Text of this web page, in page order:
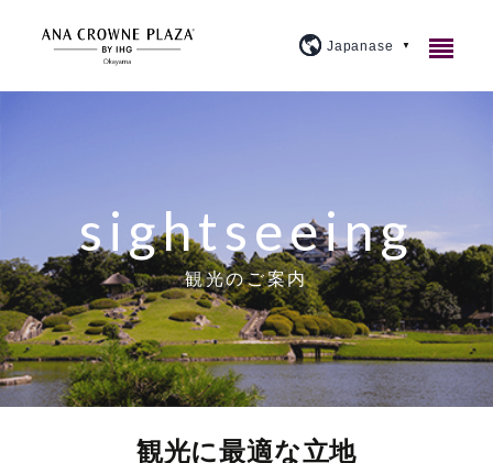
スタンダード
プレミアム
スイート
アメニティ・貸出備品
朝食のご案内
よくあるご質問
プラン紹介
1F カジュアルダイニングウルバーノ
20F 和食ダイニング 廚洊
20F 鉄板コーナー おさふね
20F スカイバー＆ラウンジ 洊
宴会・会議
宴会場のご案内
大宴会場『曲水』
スカイバンケット
ミーティングプラン
クラウンプラザミーティングディレクター
ウェディング
ブライダルフェア
イベントカレンダー
施設案内
アクセス
sightseeing
観光のご案内
観光に最適な立地